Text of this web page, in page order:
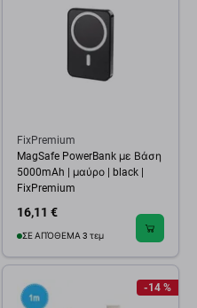
FixPremium
MagSafe PowerBank με Βάση
5000mAh | μαύρο | black |
FixPremium
16,11 €
ΣΕ ΑΠΌΘΕΜΑ 3 τεμ
-14 %